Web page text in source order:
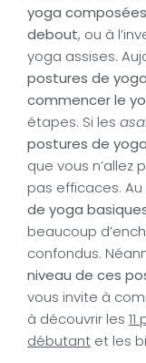
yoga
debout, ou à
yoga assises.
postures de
commencer le
étapes. Si les
postures de
que vous n’allez
pas efficaces.
de yoga
beaucoup
confondus.
niveau de ces
vous invite à
à découvrir les
débutant et les